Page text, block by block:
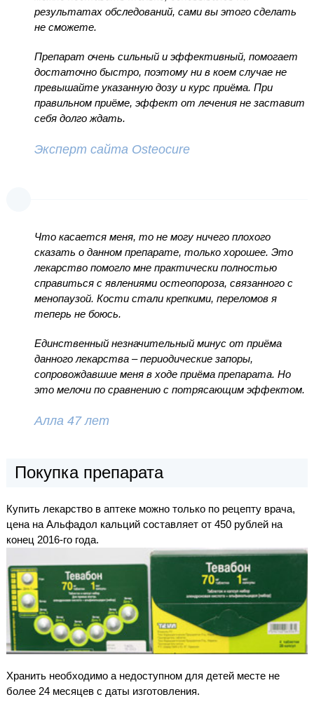
результатах обследований, сами вы этого сделать
не сможете.
Препарат очень сильный и эффективный, помогает
достаточно быстро, поэтому ни в коем случае не
превышайте указанную дозу и курс приёма. При
правильном приёме, эффект от лечения не заставит
себя долго ждать.
Эксперт сайта Osteocure
Что касается меня, то не могу ничего плохого
сказать о данном препарате, только хорошее. Это
лекарство помогло мне практически полностью
справиться с явлениями остеопороза, связанного с
менопаузой. Кости стали крепкими, переломов я
теперь не боюсь.
Единственный незначительный минус от приёма
данного лекарства – периодические запоры,
сопровождавшие меня в ходе приёма препарата. Но
это мелочи по сравнению с потрясающим эффектом.
Алла 47 лет
Покупка препарата
Купить лекарство в аптеке можно только по рецепту врача,
цена на Альфадол кальций составляет от 450 рублей на
конец 2016-го года.
Хранить необходимо а недоступном для детей месте не
более 24 месяцев с даты изготовления.